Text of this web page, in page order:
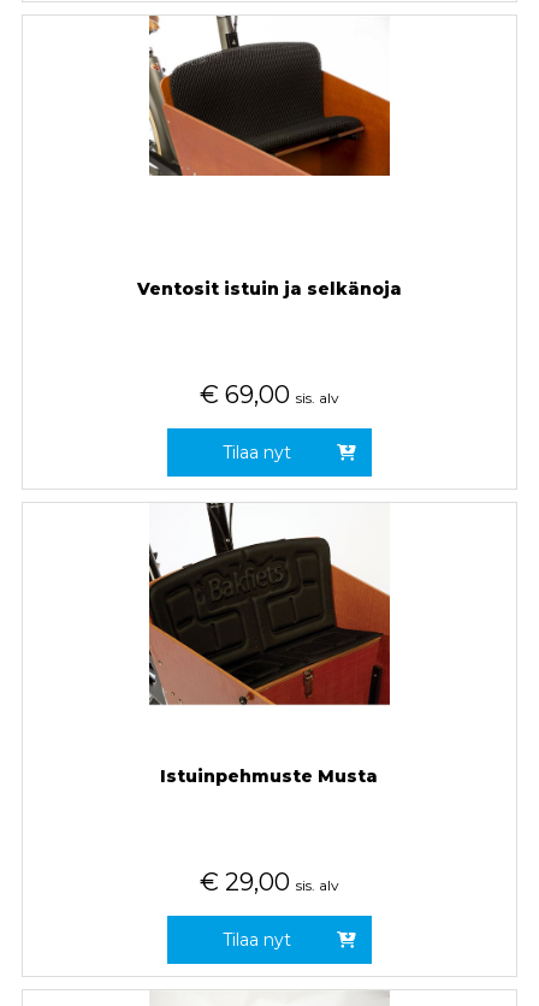
Ventosit istuin ja selkänoja
€ 69,00 sis. alv
Tilaa nyt
Istuinpehmuste Musta
€ 29,00 sis. alv
Tilaa nyt